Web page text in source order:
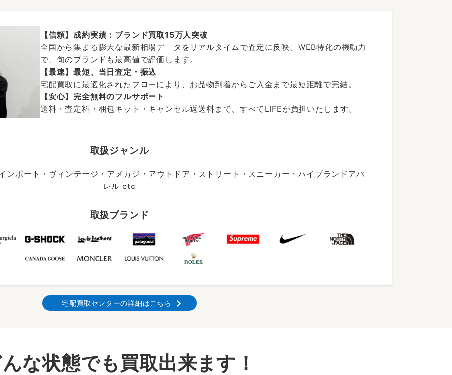
【信頼】成約実績：ブランド買取15万人突破
全国から集まる膨大な最新相場データをリアルタイムで査定に反映。WEB特化の機動力
で、旬のブランドも最高値で評価します。
【最速】最短、当日査定・振込
宅配買取に最適化されたフローにより、お品物到着からご入金まで最短距離で完結。
【安心】完全無料のフルサポート
送料・査定料・梱包キット・キャンセル返送料まで、すべてLIFEが負担いたします。
取扱ジャンル
ンポート・ヴィンテージ・アメカジ・アウトドア・ストリート・スニーカー・ハイブランドアパ
レル etc
取扱ブランド
宅配買取センターの詳細はこちら
んな状態でも買取出来ます！